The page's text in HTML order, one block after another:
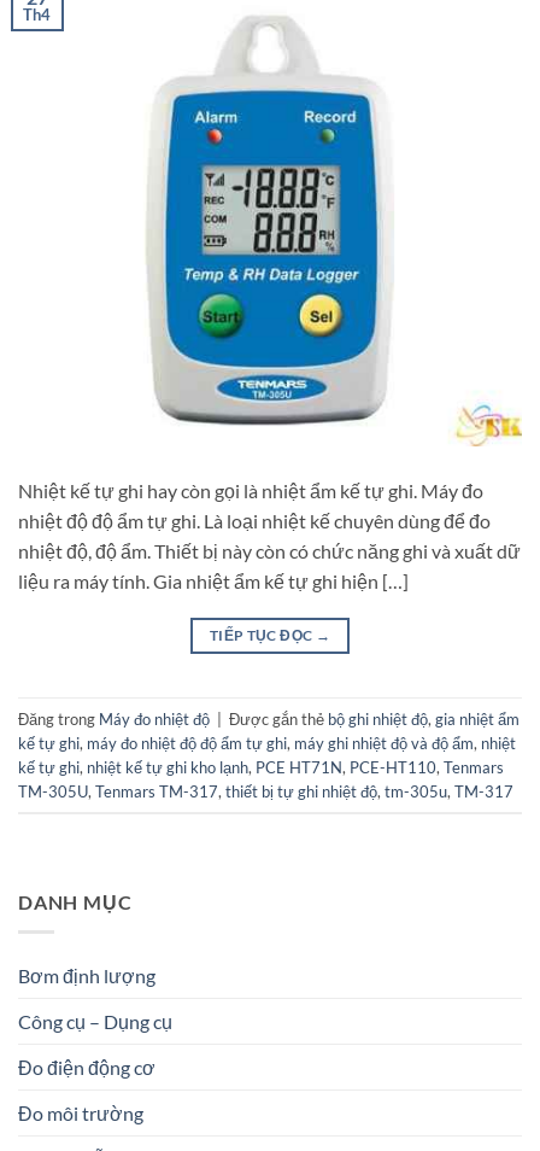
Th4
Nhiệt kế tự ghi hay còn gọi là nhiệt ẩm kế tự ghi. Máy đo
nhiệt độ độ ẩm tự ghi. Là loại nhiệt kế chuyên dùng để đo
nhiệt độ, độ ẩm. Thiết bị này còn có chức năng ghi và xuất dữ
liệu ra máy tính. Gia nhiệt ẩm kế tự ghi hiện […]
TIẾP TỤC ĐỌC →
Đăng trong Máy đo nhiệt độ Được gắn thẻ bộ ghi nhiệt độ, gia nhiệt ẩm
kế tự ghi, máy đo nhiệt độ độ ẩm tự ghi, máy ghi nhiệt độ và độ ẩm, nhiệt
kế tự ghi, nhiệt kế tự ghi kho lạnh, PCE HT71N, PCE-HT110, Tenmars
TM-305U, Tenmars TM-317, thiết bị tự ghi nhiệt độ, tm-305u, TM-317
DANH MỤC
Bơm định lượng
Công cụ – Dụng cụ
Đo điện động cơ
Đo môi trường